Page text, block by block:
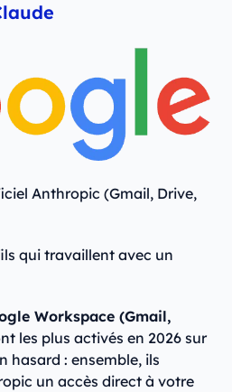
Anthropic (Gmail, Drive,
qui travaillent avec un
Workspace (Gmail,
les plus activés en 2026 sur
hasard : ensemble, ils
un accès direct à votre